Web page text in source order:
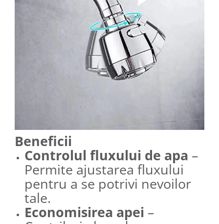
Beneficii
Controlul fluxului de apa –
Permite ajustarea fluxului
pentru a se potrivi nevoilor
tale.
Economisirea apei –